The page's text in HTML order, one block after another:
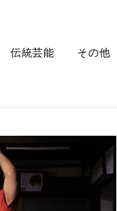
伝統芸能 その他